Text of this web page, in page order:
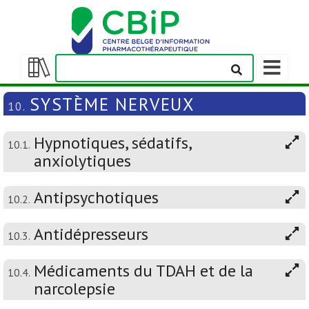
Afficher/masquer
la
table
matières
Afficher/
la
barre
navigation
10. SYSTÈME NERVEUX
10.1. Hypnotiques, sédatifs,
anxiolytiques
10.2. Antipsychotiques
10.3. Antidépresseurs
10.4. Médicaments du TDAH et de la
narcolepsie